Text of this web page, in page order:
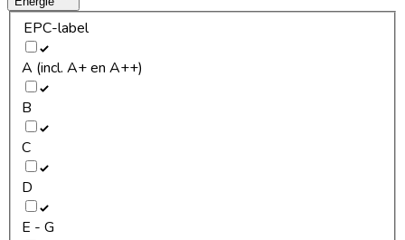
EPC-label
A (incl. A+ en A++)
B
C
D
E - G